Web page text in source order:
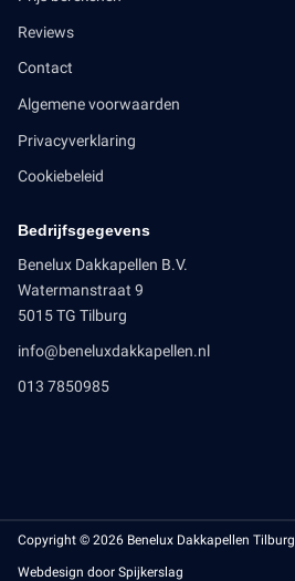
Reviews
Contact
Algemene voorwaarden
Privacyverklaring
Cookiebeleid
Bedrijfsgegevens
Benelux Dakkapellen B.V.
Watermanstraat 9
5015 TG Tilburg
info@beneluxdakkapellen.nl
013 7850985
Copyright © 2026 Benelux Dakkapellen Tilburg
Webdesign door Spijkerslag